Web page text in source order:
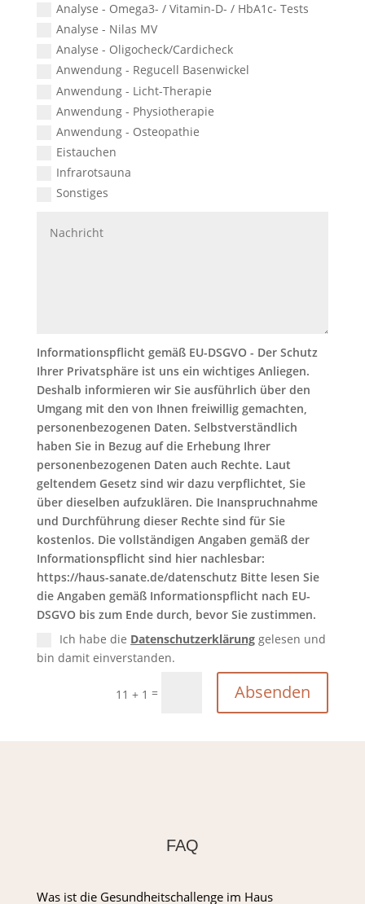
Analyse - Omega3- / Vitamin-D- / HbA1c- Tests
Analyse - Nilas MV
Analyse - Oligocheck/Cardicheck
Anwendung - Regucell Basenwickel
Anwendung - Licht-Therapie
Anwendung - Physiotherapie
Anwendung - Osteopathie
Eistauchen
Infrarotsauna
Sonstiges
Informationspflicht gemäß EU-DSGVO - Der Schutz
Ihrer Privatsphäre ist uns ein wichtiges Anliegen.
Deshalb informieren wir Sie ausführlich über den
Umgang mit den von Ihnen freiwillig gemachten,
personenbezogenen Daten. Selbstverständlich
haben Sie in Bezug auf die Erhebung Ihrer
personenbezogenen Daten auch Rechte. Laut
geltendem Gesetz sind wir dazu verpflichtet, Sie
über dieselben aufzuklären. Die Inanspruchnahme
und Durchführung dieser Rechte sind für Sie
kostenlos. Die vollständigen Angaben gemäß der
Informationspflicht sind hier nachlesbar:
https://haus-sanate.de/datenschutz Bitte lesen Sie
die Angaben gemäß Informationspflicht nach EU-
DSGVO bis zum Ende durch, bevor Sie zustimmen.
Ich habe die Datenschutzerklärung gelesen und
bin damit einverstanden.
11 + 1 = Absenden
FAQ
Was ist die Gesundheitschallenge im Haus